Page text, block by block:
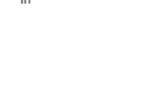
de messagerie)
de messagerie)
application de messagerie)